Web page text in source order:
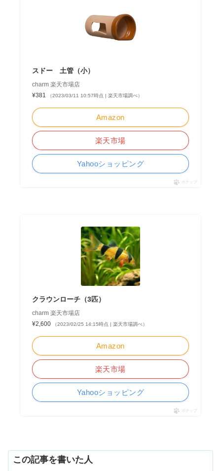
スドー 土管（小）
charm 楽天市場店
¥381
（2023/03/11 10:57時点 | 楽天市場調べ）
Amazon
楽天市場
Yahooショッピング
ポチップ
クラウンローチ（3匹）
charm 楽天市場店
¥2,600
（2023/02/25 14:15時点 | 楽天市場調べ）
Amazon
楽天市場
Yahooショッピング
ポチップ
この記事を書いた人